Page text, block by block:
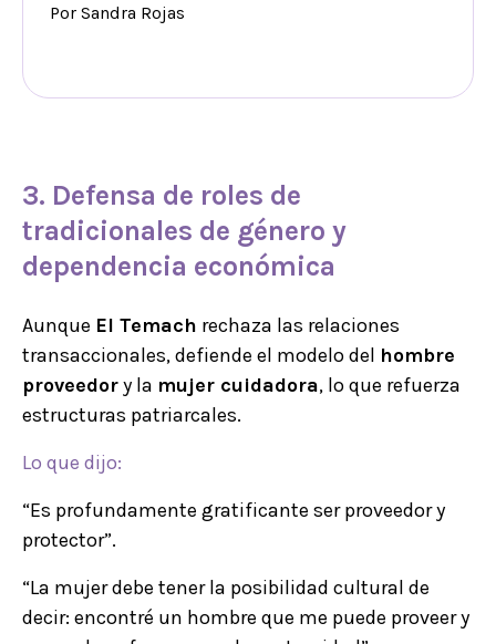
Por Sandra Rojas
3. Defensa de roles de
tradicionales de género y
dependencia económica
Aunque El Temach rechaza las relaciones
transaccionales, defiende el modelo del hombre
proveedory la mujer cuidadora, lo que refuerza
estructuras patriarcales.
Lo que dijo:
“Es profundamente gratificante ser proveedor y
protector”.
“La mujer debe tener la posibilidad cultural de
decir: encontré un hombre que me puede proveer y